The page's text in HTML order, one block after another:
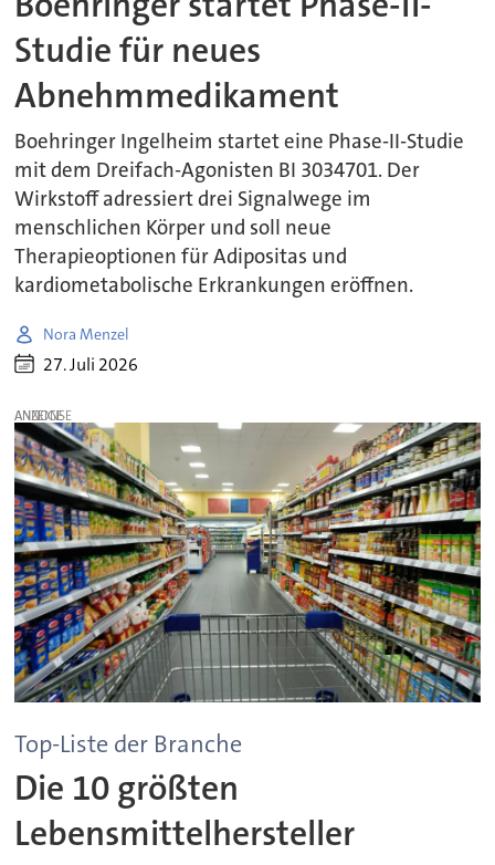
Studie für neues
Abnehmmedikament
Boehringer Ingelheim startet eine Phase-II-Studie
mit dem Dreifach-Agonisten BI 3034701. Der
Wirkstoff adressiert drei Signalwege im
menschlichen Körper und soll neue
Therapieoptionen für Adipositas und
kardiometabolische Erkrankungen eröffnen.
Nora Menzel
27. Juli 2026
ANZEIGE
Top-Liste der Branche
Die 10 größten
Lebensmittelhersteller